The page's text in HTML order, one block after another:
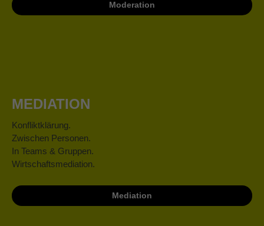
Moderation
MEDIATION
Konfliktklärung.
Zwischen Personen.
In Teams & Gruppen.
Wirtschaftsmediation.
Mediation